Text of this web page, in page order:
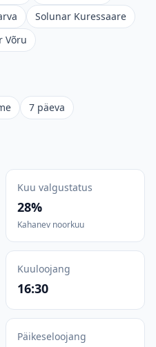
Solunar Kuressaare
Võru
7 päeva
Kuu valgustatus
28%
Kahanev noorkuu
Kuuloojang
16:30
Päikeseloojang